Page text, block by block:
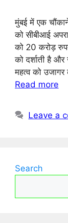
मुंबई में एक
को सीबीआई
को 20 करोड़
को दर्शाती है
महत्व को उजागर
Read more
Leave a
Search